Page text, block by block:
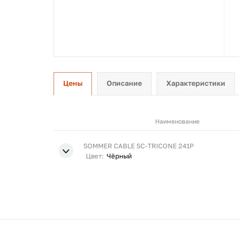
Цены Описание Характеристики
Наименование
SOMMER CABLE SC-TRICONE 241P
Цвет: Чёрный